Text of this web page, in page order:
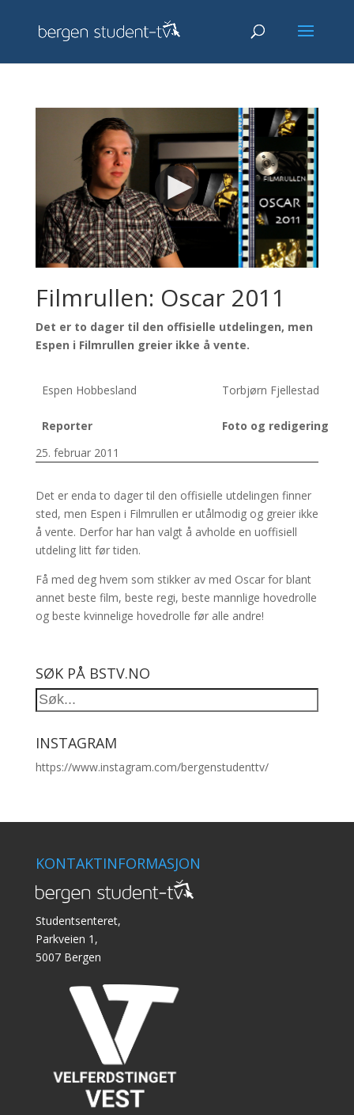
Filmrullen: Oscar 2011
Det er to dager til den offisielle utdelingen, men
Espen i Filmrullen greier ikke å vente.
Espen Hobbesland Torbjørn Fjellestad
Reporter
Foto og redigering
25. februar 2011
Det er enda to dager til den offisielle utdelingen finner
sted, men Espen i Filmrullen er utålmodig og greier ikke
å vente. Derfor har han valgt å avholde en uoffisiell
utdeling litt før tiden.
Få med deg hvem som stikker av med Oscar for blant
annet beste film, beste regi, beste mannlige hovedrolle
og beste kvinnelige hovedrolle før alle andre!
SØK PÅ BSTV.NO
INSTAGRAM
https://www.instagram.com/bergenstudenttv/
KONTAKTINFORMASJON
Studentsenteret,
Parkveien 1,
5007 Bergen